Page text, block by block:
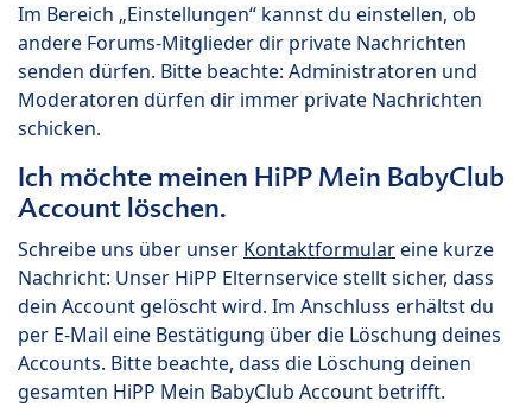
Im Bereich „Einstellungen“ kannst du einstellen, ob
andere Forums-Mitglieder dir private Nachrichten
senden dürfen. Bitte beachte: Administratoren und
Moderatoren dürfen dir immer private Nachrichten
schicken.
Ich möchte meinen HiPP Mein BabyClub
Account löschen.
Schreibe uns über unser Kontaktformulareine kurze
Nachricht: Unser HiPP Elternservice stellt sicher, dass
dein Account gelöscht wird. Im Anschluss erhältst du
per E-Mail eine Bestätigung über die Löschung deines
Accounts. Bitte beachte, dass die Löschung deinen
gesamten HiPP Mein BabyClub Account betrifft.